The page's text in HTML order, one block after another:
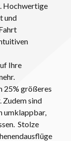
Hochwertige
und
Ihre
25% größeres
Zudem sind
umklappbar,
Stolze